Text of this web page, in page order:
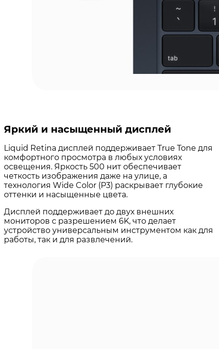
Яркий и насыщенный дисплей
Liquid Retina дисплей поддерживает True Tone для
комфортного просмотра в любых условиях
освещения. Яркость 500 нит обеспечивает
четкость изображения даже на улице, а
технология Wide Color (P3) раскрывает глубокие
оттенки и насыщенные цвета.
Дисплей поддерживает до двух внешних
мониторов с разрешением 6K, что делает
устройство универсальным инструментом как для
работы, так и для развлечений.